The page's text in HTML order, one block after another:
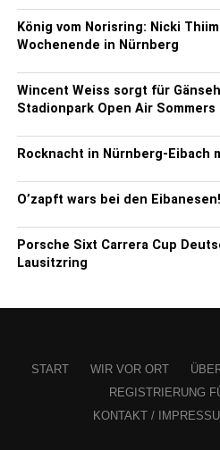
König vom Norisring: Nicki
Wochenende in Nürnberg
Wincent Weiss sorgt für
Stadionpark Open Air Sommers
Rocknacht in Nürnberg-Eibach
O’zapft wars bei den Eibanesen!
Porsche Sixt Carrera Cup
Lausitzring
START WIR VOR ORT
REGISTRIERUNG
KONTAKT /